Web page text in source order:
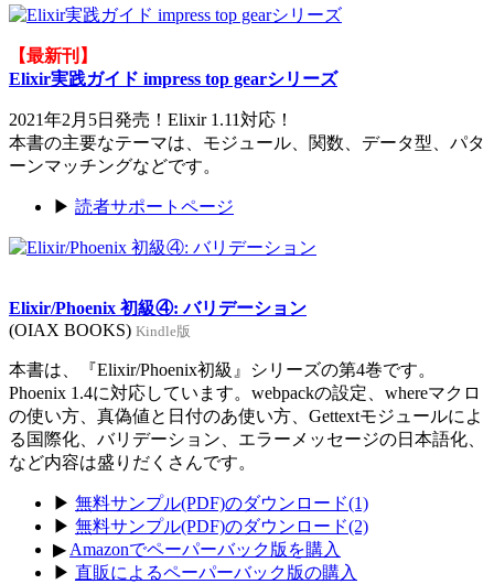
【最新刊】
Elixir実践ガイド impress top gearシリーズ
2021年2月5日発売！Elixir 1.11対応！
本書の主要なテーマは、モジュール、関数、データ型、パタ
ーンマッチングなどです。
▶ 読者サポートページ
Elixir/Phoenix 初級④: バリデーション
(OIAX BOOKS) Kindle版
本書は、『Elixir/Phoenix初級』シリーズの第4巻です。
Phoenix 1.4に対応しています。webpackの設定、whereマクロ
の使い方、真偽値と日付のあ使い方、Gettextモジュールによ
る国際化、バリデーション、エラーメッセージの日本語化、
など内容は盛りだくさんです。
▶ 無料サンプル(PDF)のダウンロード(1)
▶ 無料サンプル(PDF)のダウンロード(2)
▶ Amazonでペーパーバック版を購入
▶ 直販によるペーパーバック版の購入